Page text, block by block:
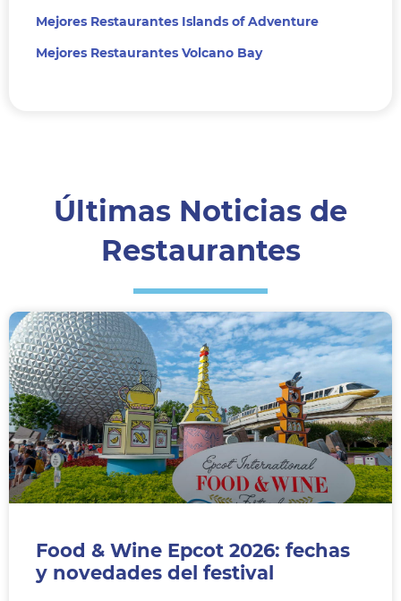
Mejores Restaurantes Islands of Adventure
Mejores Restaurantes Volcano Bay
Últimas Noticias de
Restaurantes
Food & Wine Epcot 2026: fechas
y novedades del festival